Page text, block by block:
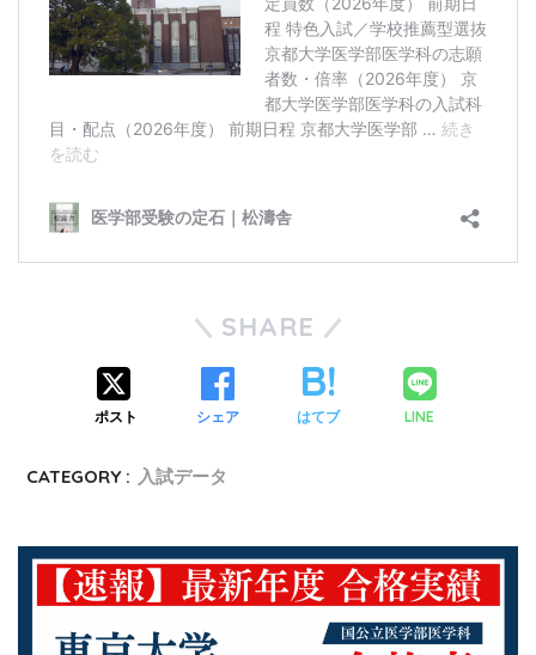
SHARE
ポスト シェア はてブ LINE
CATEGORY : 入試データ